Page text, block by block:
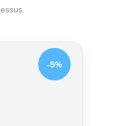
-5%